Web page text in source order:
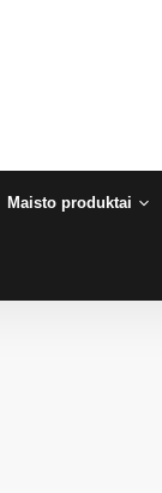
Maisto produktai